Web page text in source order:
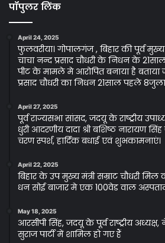
पॉपुलर लिंक
April 24, 2025
फुलवरीया। गोपालगंज , बिहार की पूर्व मुख्य
चाचा नन्द प्रसाद चौधरी के निधन के
पीट के मामले मे आरोपित बनाया है बताया
प्रसाद चौधरी का निधन 21साल पहले
April 27, 2025
पूर्व राज्यसभा सांसद, जदयू के राष्ट्रीय
धुरी आदरणीय दादा श्री बशिष्ठ नारायण
चरण स्पर्श, हार्दिक बधाई एवं शुभकामनाएं।
April 22, 2025
बिहार के उप मुख्य मंत्री सम्राट चौधरी
धन सोई बाजार मे एक 100वेड वाल
May 18, 2025
आरसीपी सिंह, जदयू के पूर्व राष्ट्रीय
सुराज पार्टी में शामिल हो गए हैं